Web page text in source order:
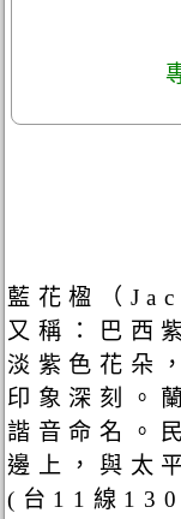
藍花楹（
又稱：巴西
淡紫色花朵
印象深刻。
諧音命名。
邊上，與太
(台11線